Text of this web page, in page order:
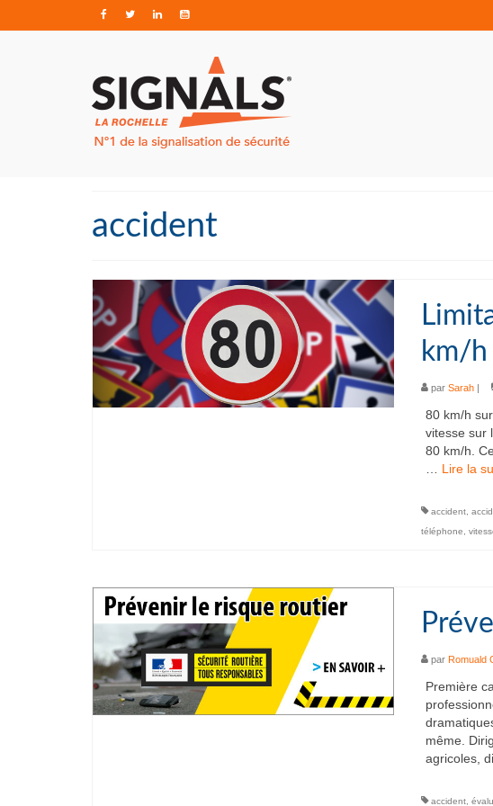
accident
km/h
par Sarah|
80 km/h
vitesse sur
80 km/h.
Lire la
accident,
téléphone
par Romuald
Première
même.
agricoles,
accident,